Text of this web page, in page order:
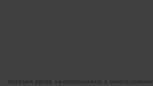
Wyrażam zgodę na otrzymywanie, z